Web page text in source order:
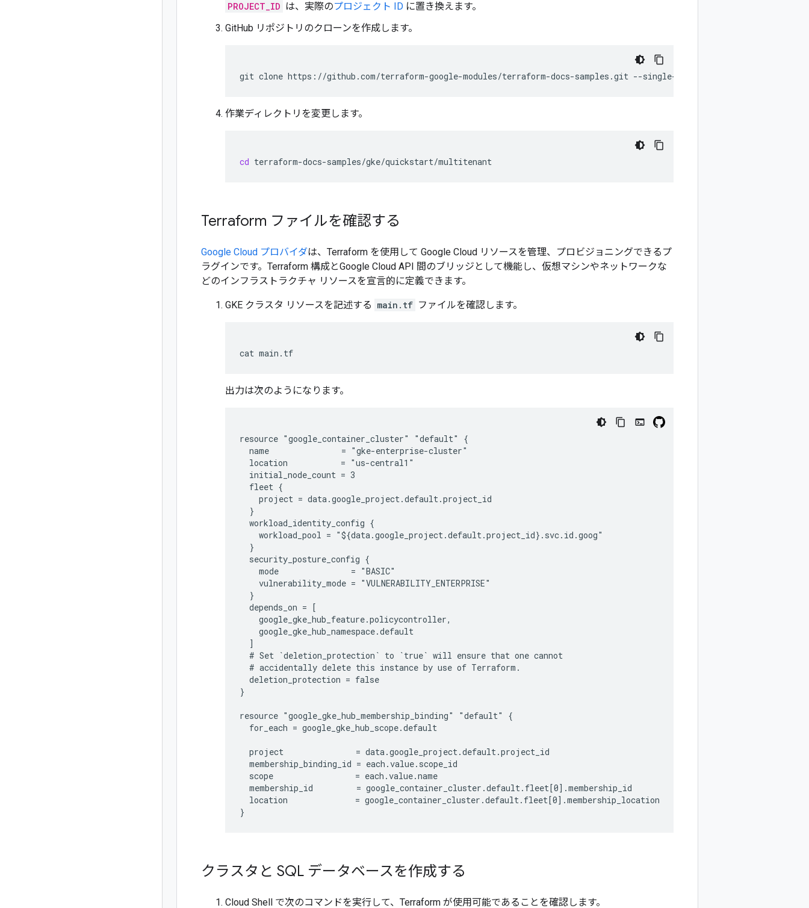
PROJECT_ID は、実際のプロジェクト ID に置き換えます。
GitHub リポジトリのクローンを作成します。
git clone https://github.com/terraform-google-modules/terraform-docs-samples.git
作業ディレクトリを変更します。
cd
Terraform ファイルを確認する
Google Cloud プロバイダは、Terraform を使用して Google Cloud リソースを管理、プロビジョニングできるプ
ラグインです。Terraform 構成とGoogle Cloud API 間のブリッジとして機能し、仮想マシンやネットワークな
どのインフラストラクチャ リソースを宣言的に定義できます。
GKE クラスタ リソースを記述する main.tf ファイルを確認します。
cat
出力は次のようになります。
resource "google_container_cluster" "default" {
  name               = "gke-enterprise-cluster"
  location           = "us-central1"
  initial_node_count = 3
  fleet {
    project = data.google_project.default.project_id
  }
  workload_identity_config {
    workload_pool = "${data.google_project.default.project_id}.svc.id.goog"
  }
  security_posture_config {
    mode               = "BASIC"
    vulnerability_mode = "VULNERABILITY_ENTERPRISE"
  }
  depends_on = [
    google_gke_hub_feature.policycontroller,
    google_gke_hub_namespace.default
  ]
  # Set `deletion_protection` to `true` will ensure that one cannot
  # accidentally delete this instance by use of Terraform.
  deletion_protection = false
}
resource "google_gke_hub_membership_binding" "default" {
  for_each = google_gke_hub_scope.default
  project               = data.google_project.default.project_id
  membership_binding_id = each.value.scope_id
  scope                 = each.value.name
  membership_id         = google_container_cluster.default.fleet[0].membership_id
  location              = google_container_cluster.default.fleet[0].membership_location
}
クラスタと SQL データベースを作成する
Cloud Shell で次のコマンドを実行して、Terraform が使用可能であることを確認します。